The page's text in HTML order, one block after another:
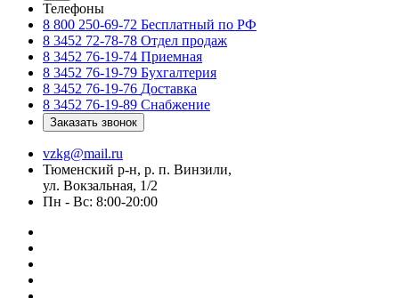
Телефоны
8 800 250-69-72 Бесплатный по РФ
8 3452 72-78-78 Отдел продаж
8 3452 76-19-74 Приемная
8 3452 76-19-79 Бухгалтерия
8 3452 76-19-76 Доставка
8 3452 76-19-89 Снабжение
Заказать звонок
vzkg@mail.ru
Тюменский р-н, р. п. Винзили,
ул. Вокзальная, 1/2
Пн - Вс: 8:00-20:00